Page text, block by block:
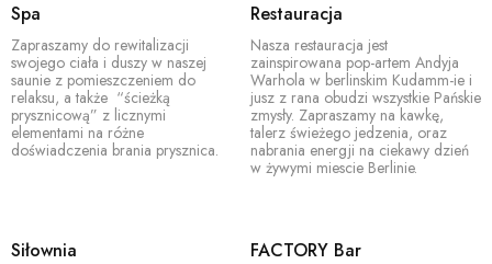
śiłownię.
Spa
Zapraszamy do rewitalizacji
swojego ciała i duszy w naszej
saunie z pomieszczeniem do
relaksu, a także “ścieżką
prysznicową” z licznymi
elementami na różne
doświadczenia brania prysznica.
Restauracja
Nasza restauracja jest
zainspirowana pop-artem Andyja
Warhola w berlinskim Kudamm-ie i
jusz z rana obudzi wszystkie Pańskie
zmysły. Zapraszamy na kawkę,
talerz świeżego jedzenia, oraz
nabrania energji na ciekawy dzień
w żywymi miescie Berlinie.
Siłownia FACTORY Bar